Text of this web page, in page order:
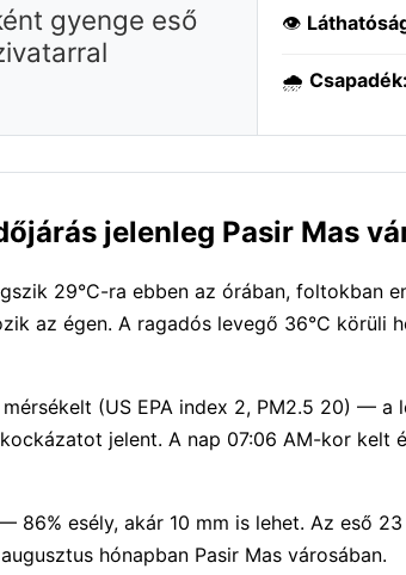
gyenge eső
👁️
🌧️ Csapadék:
jelenleg Pasir Mas
29°C-ra ebben az órában, foltokban
az égen. A ragadós levegő 36°C körüli
(US EPA index 2, PM2.5 20) —
jelent. A nap 07:06 AM-kor kelt
86% esély, akár 10 mm is lehet. Az eső
hónapban Pasir Mas városában.